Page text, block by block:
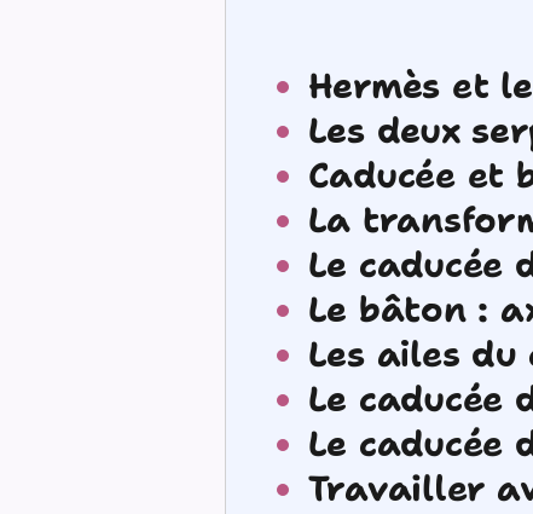
Hermès et
Les deux
Caducée et
La
Le caducée
Le bâton :
Les ailes
Le caducée
Le caducée
Travailler